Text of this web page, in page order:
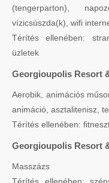
(tengerparton),
vízicsúszda(k), wifi
Térítés ellenében:
üzletek
Georgioupolis Resort
Aerobik, animációs
animáció, asztalitenisz,
Térítés ellenében:
Georgioupolis Resort
Masszázs